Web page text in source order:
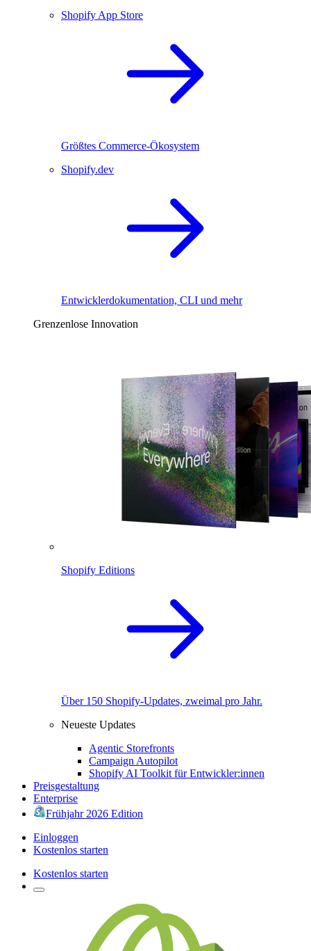
Shopify App Store
Größtes Commerce-Ökosystem
Shopify.dev
Entwicklerdokumentation, CLI und mehr
Grenzenlose Innovation
Shopify Editions
Über 150 Shopify-Updates, zweimal pro Jahr.
Neueste Updates
Agentic Storefronts
Campaign Autopilot
Shopify AI Toolkit für Entwickler:innen
Preisgestaltung
Enterprise
Frühjahr 2026 Edition
Einloggen
Kostenlos starten
Kostenlos starten